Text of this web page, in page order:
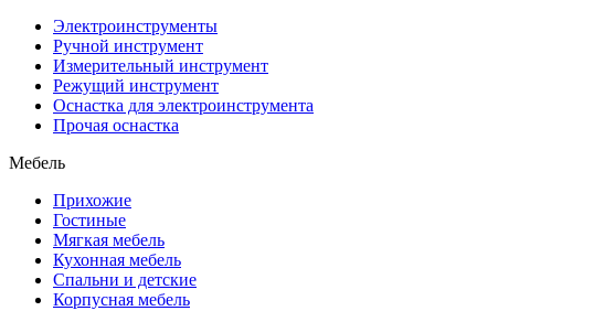
Электроинструменты
Ручной инструмент
Измерительный инструмент
Режущий инструмент
Оснастка для электроинструмента
Прочая оснастка
Мебель
Прихожие
Гостиные
Мягкая мебель
Кухонная мебель
Спальни и детские
Корпусная мебель